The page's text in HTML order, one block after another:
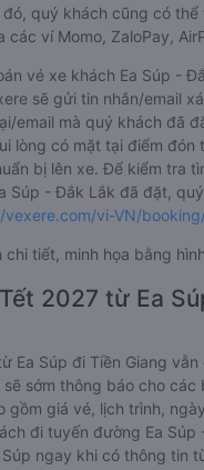
đó, quý khách cũng có thể
các ví Momo, ZaloPay,
vé xe khách Ea Súp -
sẽ gửi tin nhắn/email
email mà quý khách đã
lòng có mặt tại điểm
bị lên xe. Để kiểm tra
Súp - Đắk Lắk đã đặt,
vexere.com/vi-VN/
chi tiết, minh họa bằng
2027 từ Ea
Ea Súp đi Tiền Giang
sẽ sớm thông báo cho các
gồm giá vé, lịch trình,
đi tuyến đường Ea Súp
Súp ngay khi có thông tin